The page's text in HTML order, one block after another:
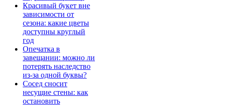
Красивый букет вне
зависимости от
сезона: какие цветы
доступны круглый
год
Опечатка в
завещании: можно ли
потерять наследство
из-за одной буквы?
Сосед сносит
несущие стены: как
остановить